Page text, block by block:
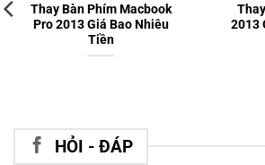
Thay Bàn Phím Macbook
Pro 2013 Giá Bao Nhiêu
Tiền
2013
HỎI - ĐÁP